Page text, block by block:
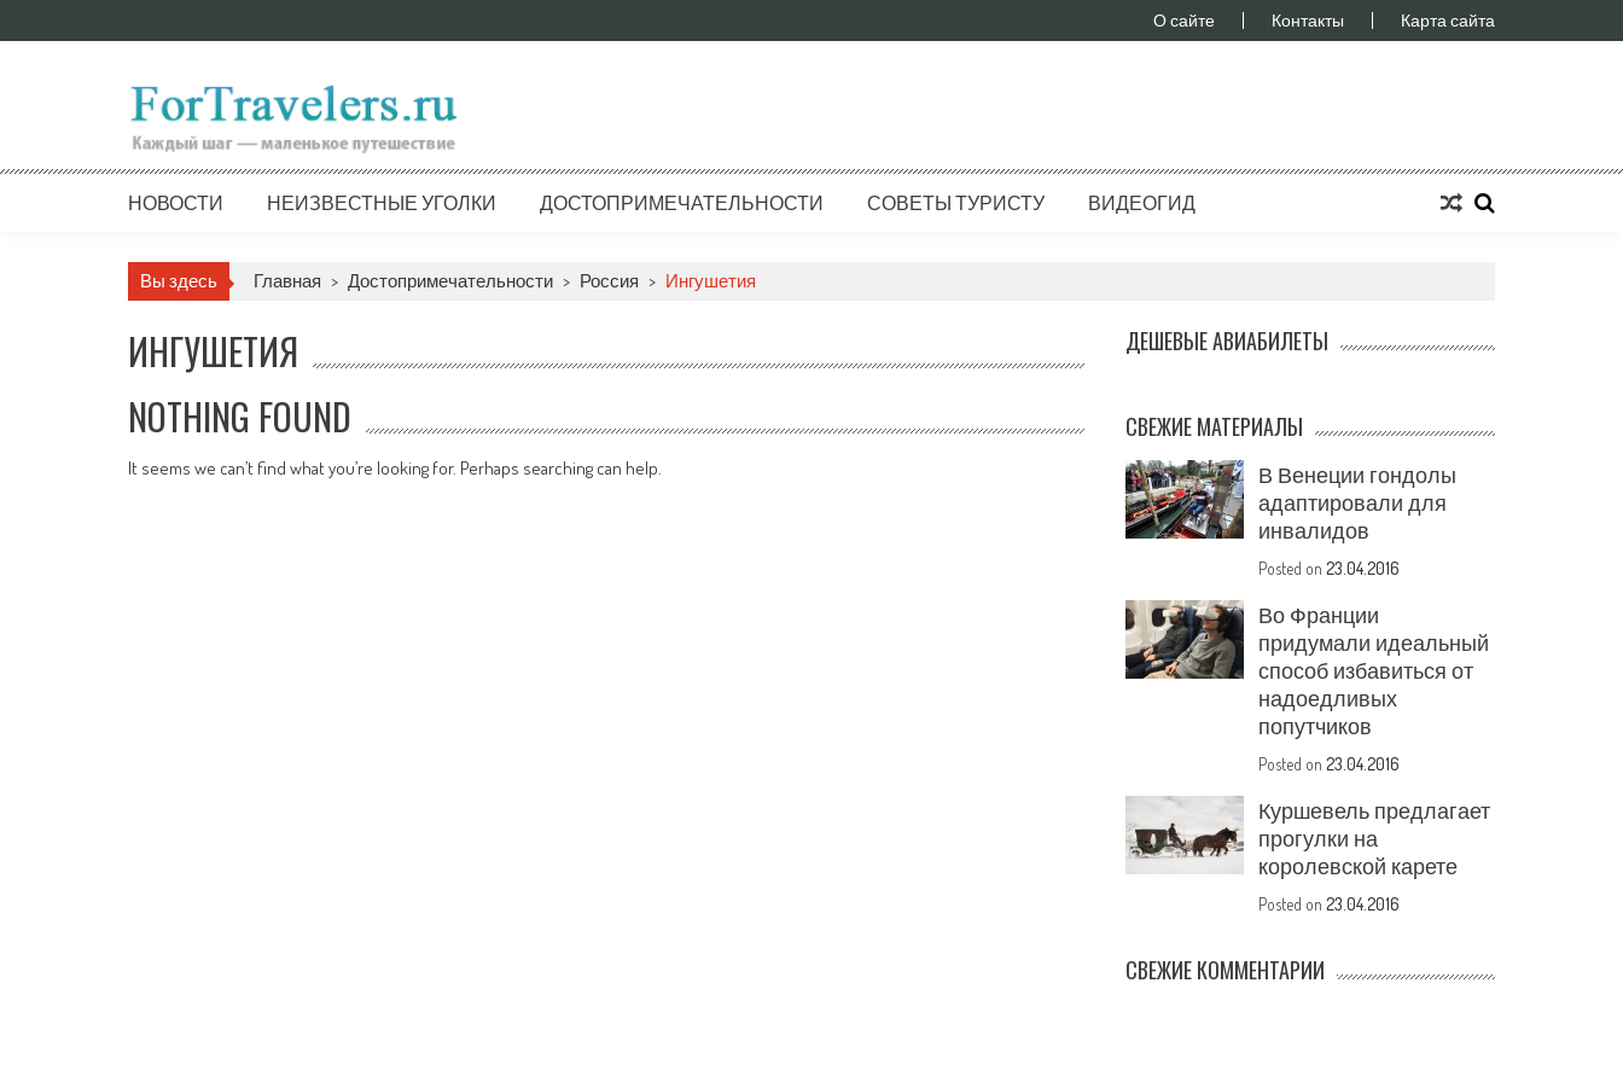
to
О сайте Контакты Карта сайта
НОВОСТИ НЕИЗВЕСТНЫЕ УГОЛКИ ДОСТОПРИМЕЧАТЕЛЬНОСТИ СОВЕТЫ ТУРИСТУ ВИДЕОГИД
Вы здесь Главная > Достопримечательности > Россия > Ингушетия
ИНГУШЕТИЯ
NOTHING FOUND
It seems we can’t find what you’re looking for. Perhaps searching can help.
ДЕШЕВЫЕ АВИАБИЛЕТЫ
СВЕЖИЕ МАТЕРИАЛЫ
В Венеции гондолы
адаптировали для
инвалидов
Posted on23.04.2016
Во Франции
придумали идеальный
способ избавиться от
надоедливых
попутчиков
Posted on23.04.2016
Куршевель предлагает
прогулки на
королевской карете
Posted on23.04.2016
СВЕЖИЕ КОММЕНТАРИИ